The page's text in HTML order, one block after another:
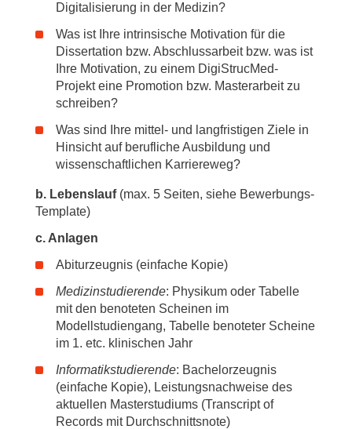
Digitalisierung in der Medizin?
Was ist Ihre intrinsische Motivation für die
Dissertation bzw. Abschlussarbeit bzw. was ist
Ihre Motivation, zu einem DigiStrucMed-
Projekt eine Promotion bzw. Masterarbeit zu
schreiben?
Was sind Ihre mittel- und langfristigen Ziele in
Hinsicht auf berufliche Ausbildung und
wissenschaftlichen Karriereweg?
b. Lebenslauf (max. 5 Seiten, siehe Bewerbungs-
Template)
c. Anlagen
Abiturzeugnis (einfache Kopie)
Medizinstudierende: Physikum oder Tabelle
mit den benoteten Scheinen im
Modellstudiengang, Tabelle benoteter Scheine
im 1. etc. klinischen Jahr
Informatikstudierende: Bachelorzeugnis
(einfache Kopie), Leistungsnachweise des
aktuellen Masterstudiums (Transcript of
Records mit Durchschnittsnote)